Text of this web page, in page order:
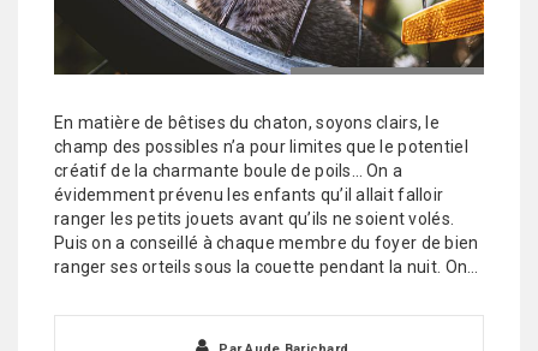
En matière de bêtises du chaton, soyons clairs, le
champ des possibles n’a pour limites que le potentiel
créatif de la charmante boule de poils… On a
évidemment prévenu les enfants qu’il allait falloir
ranger les petits jouets avant qu’ils ne soient volés.
Puis on a conseillé à chaque membre du foyer de bien
ranger ses orteils sous la couette pendant la nuit. On…